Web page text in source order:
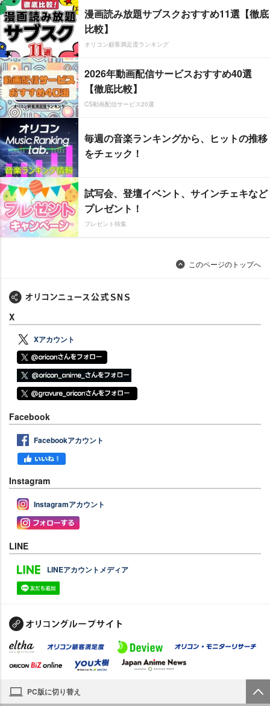
漫画読み放題サブスクおすすめ11選【徹底
比較】
オリコン顧客満足度ランキング
2026年動画配信サービスおすすめ40選
【徹底比較】
CS動画配信サービス20選
毎週の音楽ランキングから、ヒットの推移
をチェック！
試写会、登壇イベント、サインチェキなど
プレゼント！
プレゼント特集
このページのトップへ
X
Xアカウント
Facebook
Facebookアカウント
Instagram
Instagramアカウント
LINE
LINEアカウントメディア
PC版に切り替え